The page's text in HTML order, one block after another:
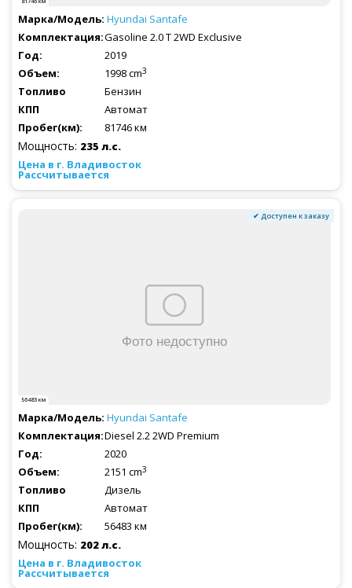
Hyundai Santafe
Gasoline 2.0 T 2WD Exclusive
2019
1998 cm3
Бензин
Автомат
81746 км
Мощность: 235 л.с.
Рассчитывается
✔ Доступен к заказу
56483 км
Hyundai Santafe
Diesel 2.2 2WD Premium
2020
2151 cm3
Дизель
Автомат
56483 км
Мощность: 202 л.с.
Рассчитывается